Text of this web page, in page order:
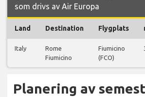
som drivs av Air Europa
Land Destination Flygplats
Italy
Rome
Fiumicino
Fiumicino
(FCO)
Planering av